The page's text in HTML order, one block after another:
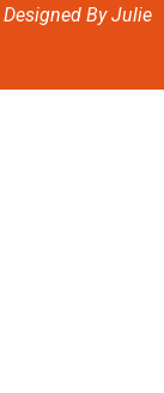
Designed ByJulie